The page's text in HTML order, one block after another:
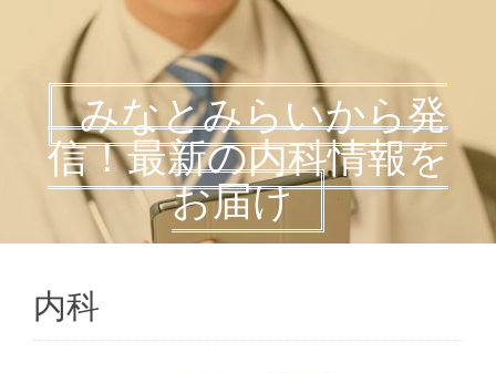
みなとみらいから発
信！最新の内科情報を
お届け
内科